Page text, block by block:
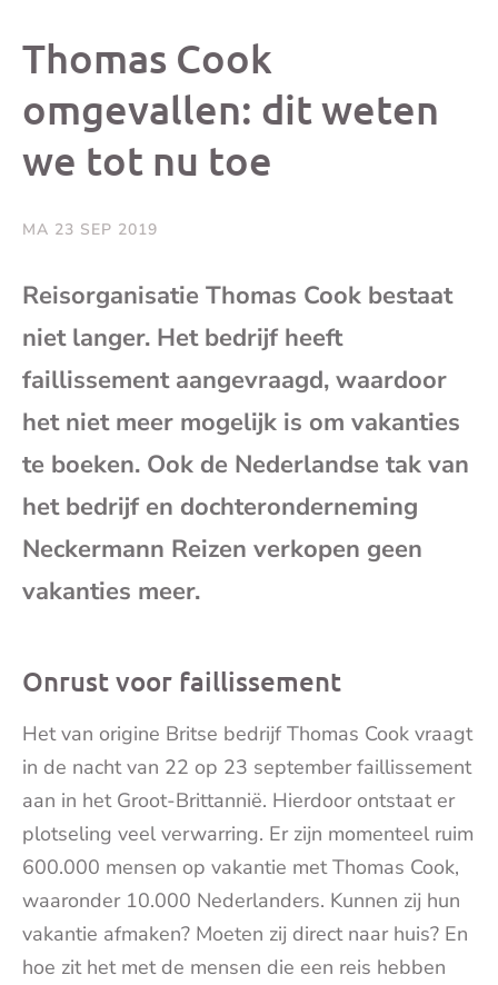
bericht
e-
Thomas Cook
omgevallen: dit weten
we tot nu toe
MA 23 SEP 2019
Reisorganisatie Thomas Cook bestaat
niet langer. Het bedrijf heeft
faillissement aangevraagd, waardoor
het niet meer mogelijk is om vakanties
te boeken. Ook de Nederlandse tak van
het bedrijf en dochteronderneming
Neckermann Reizen verkopen geen
vakanties meer.
Onrust voor faillissement
Het van origine Britse bedrijf Thomas Cook vraagt
in de nacht van 22 op 23 september faillissement
aan in het Groot-Brittannië. Hierdoor ontstaat er
plotseling veel verwarring. Er zijn momenteel ruim
600.000 mensen op vakantie met Thomas Cook,
waaronder 10.000 Nederlanders. Kunnen zij hun
vakantie afmaken? Moeten zij direct naar huis? En
hoe zit het met de mensen die een reis hebben